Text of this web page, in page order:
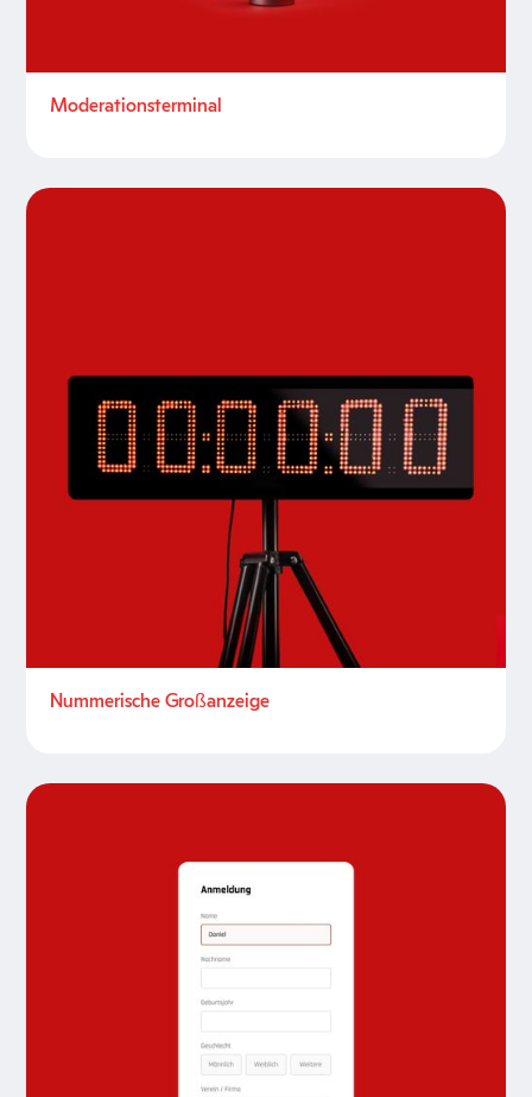
Moderationsterminal
Nummerische Großanzeige